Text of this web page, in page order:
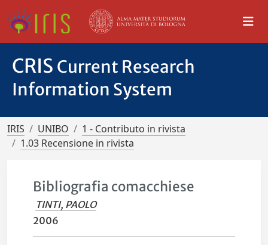
CRIS Current Research
Information System
IRIS UNIBO
1 - Contributo in rivista
1.03 Recensione in rivista
Bibliografia comacchiese
TINTI, PAOLO
2006